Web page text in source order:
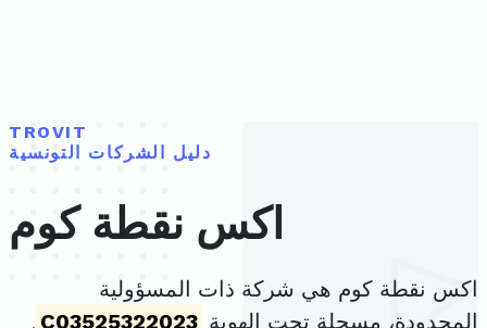
TROVIT
دليل الشركات التونسية
اكس نقطة كوم
اكس نقطة كوم هي شركة ذات المسؤولية
المحدودة، مسجلة تحت الهوية C03525322023
.